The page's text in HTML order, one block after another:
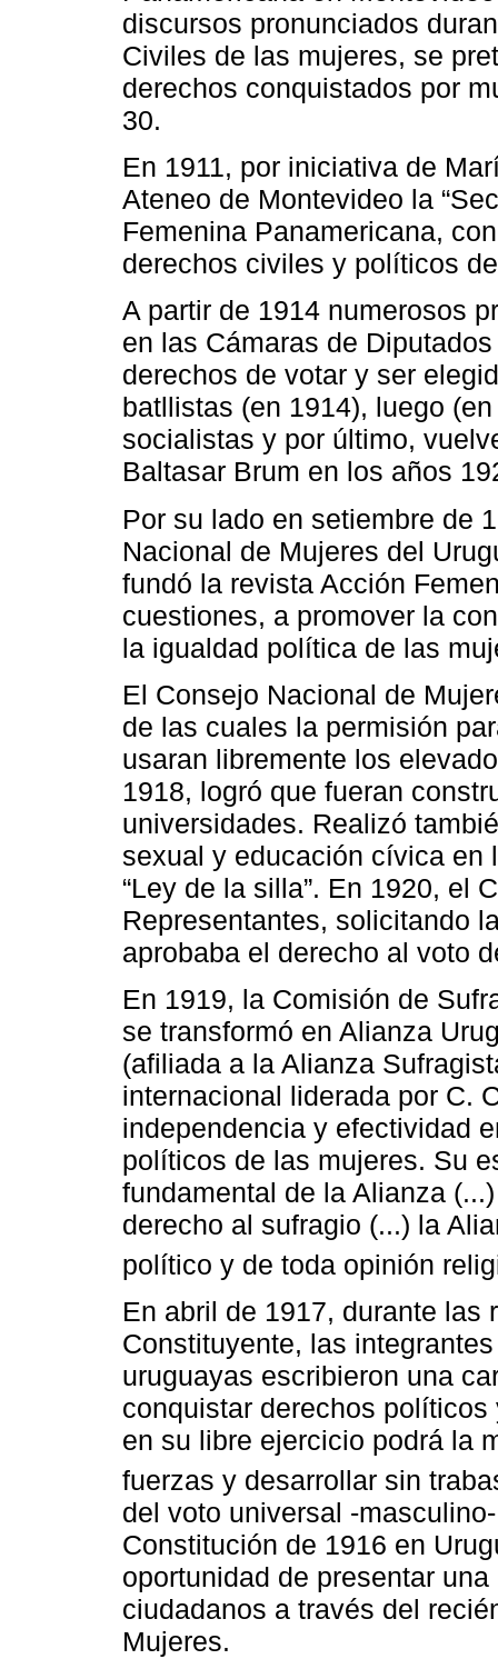
discursos pronunciados
Civiles de las mujeres, se
derechos conquistados por
30.
En 1911, por iniciativa de
Ateneo de Montevideo la
Femenina Panamericana,
derechos civiles y políticos
A partir de 1914 numerosos
en las Cámaras de
derechos de votar y ser
batllistas (en 1914), luego
socialistas y por último,
Baltasar Brum en los años
Por su lado en setiembre de
Nacional de Mujeres del
fundó la revista Acción
cuestiones, a promover la
la igualdad política de las
El Consejo Nacional de
de las cuales la permisión
usaran libremente los
1918, logró que fueran
universidades. Realizó
sexual y educación cívica en
“Ley de la silla”. En 1920, el
Representantes, solicitando
aprobaba el derecho al voto
En 1919, la Comisión de
se transformó en Alianza
(afiliada a la Alianza
internacional liderada por C.
independencia y efectividad
políticos de las mujeres. Su
fundamental de la Alianza
derecho al sufragio (...) la
político y de toda opinión
En abril de 1917, durante las
Constituyente, las
uruguayas escribieron una
conquistar derechos
en su libre ejercicio podrá la
fuerzas y desarrollar sin
del voto universal -
Constitución de 1916 en
oportunidad de presentar
ciudadanos a través del
Mujeres.